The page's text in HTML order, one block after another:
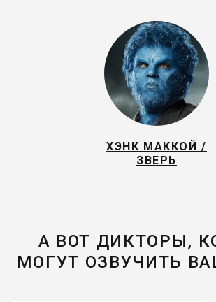
ХЭНК МАККОЙ /
ЗВЕРЬ
А ВОТ ДИКТОРЫ,
МОГУТ ОЗВУЧИТЬ